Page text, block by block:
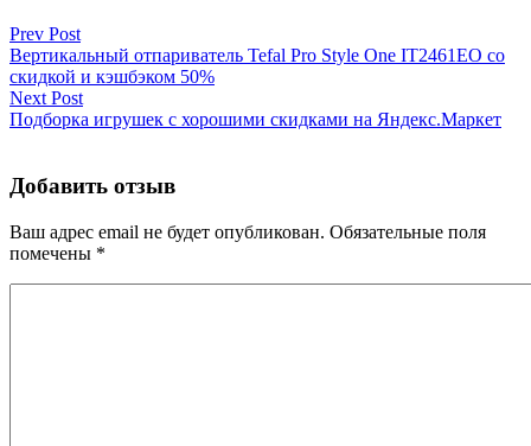
Prev Post
Вертикальный отпариватель Tefal Pro Style One IT2461ЕО со
скидкой и кэшбэком 50%
Next Post
Подборка игрушек с хорошими скидками на Яндекс.Маркет
Добавить отзыв
Ваш адрес email не будет опубликован. Обязательные поля
помечены *